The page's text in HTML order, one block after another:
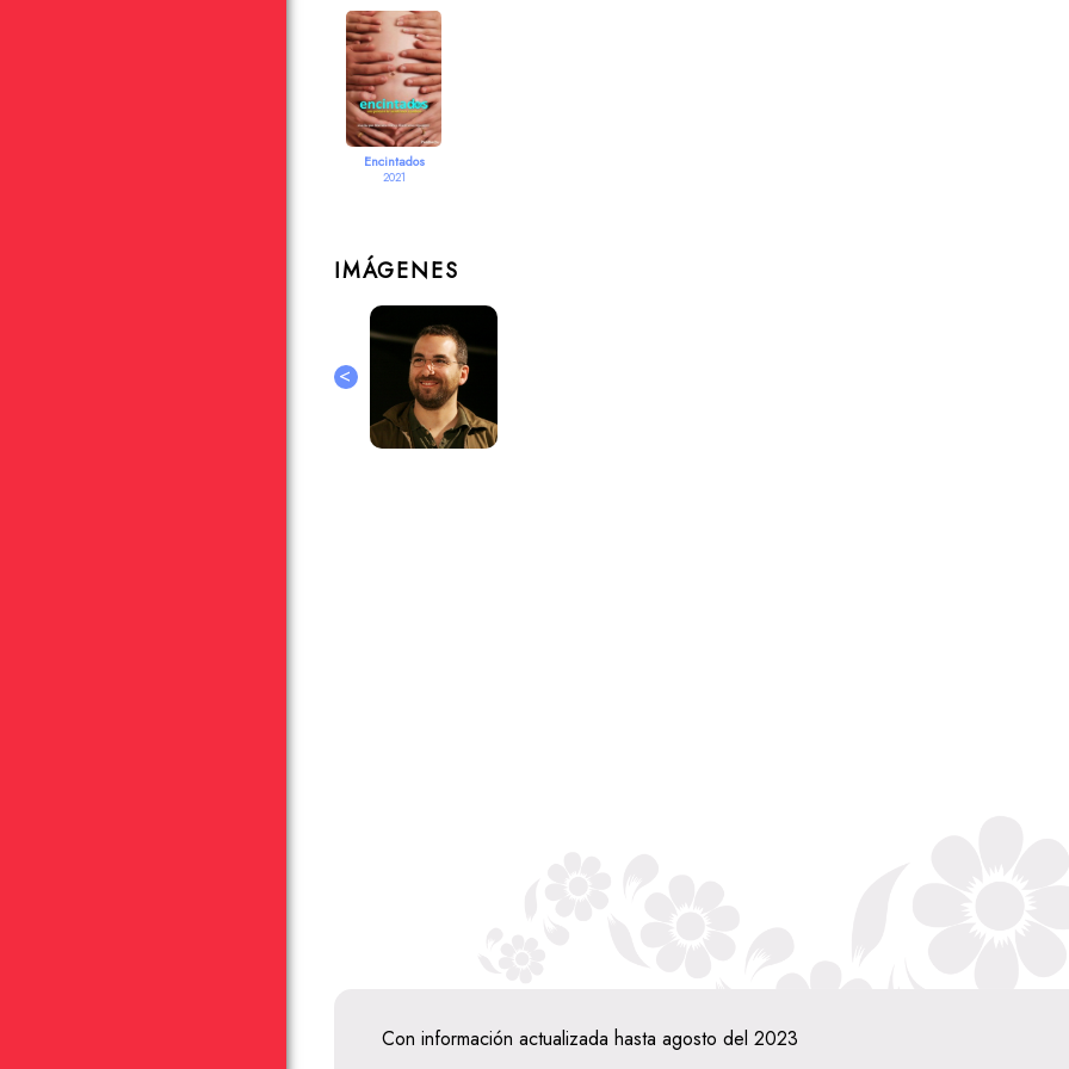
Encintados
2021
IMÁGENES
<
Con información actualizada hasta agosto del 2023